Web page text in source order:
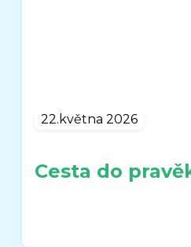
22.května 2026
Cesta do